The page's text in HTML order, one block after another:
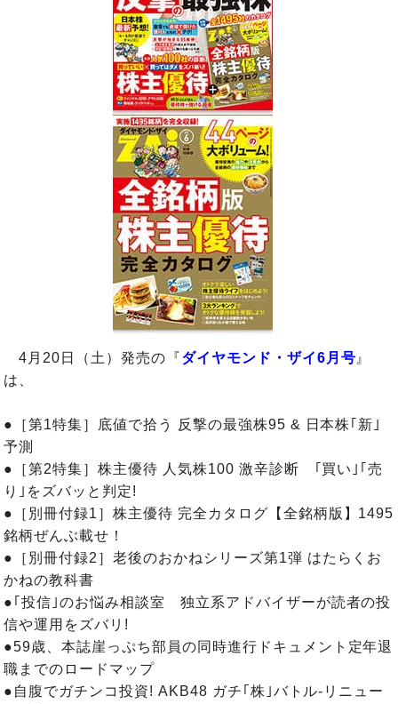
4月20日（土）発売の『ダイヤモンド・ザイ6月号 』
は、
●［第1特集］底値で拾う 反撃の最強株95 & 日本株｢新｣
予測
●［第2特集］株主優待 人気株100 激辛診断 ｢買い｣｢売
り｣をズバッと判定!
●［別冊付録1］株主優待 完全カタログ【全銘柄版】1495
銘柄ぜんぶ載せ！
●［別冊付録2］老後のおかねシリーズ第1弾 はたらくお
かねの教科書
●｢投信｣のお悩み相談室 独立系アドバイザーが読者の投
信や運用をズバリ!
●59歳、本誌崖っぷち部員の同時進行ドキュメント定年退
職までのロードマップ
●自腹でガチンコ投資! AKB48 ガチ｢株｣バトル-リニュー